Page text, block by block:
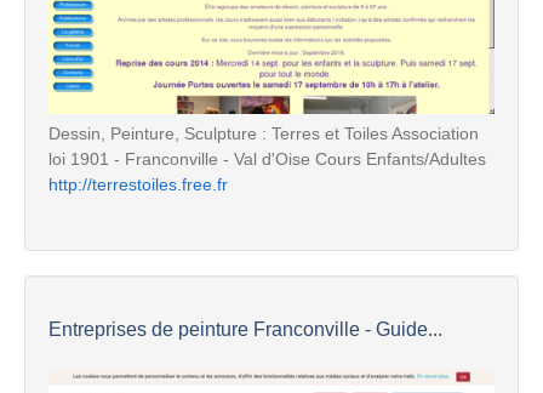
Dessin, Peinture, Sculpture : Terres et Toiles Association
loi 1901 - Franconville - Val d'Oise Cours Enfants/Adultes
http://terrestoiles.free.fr
Entreprises de peinture Franconville - Guide...